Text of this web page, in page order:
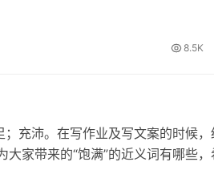
8.5K
充沛。在写作业及写文案的时候，
家带来的“饱满”的近义词有哪些，